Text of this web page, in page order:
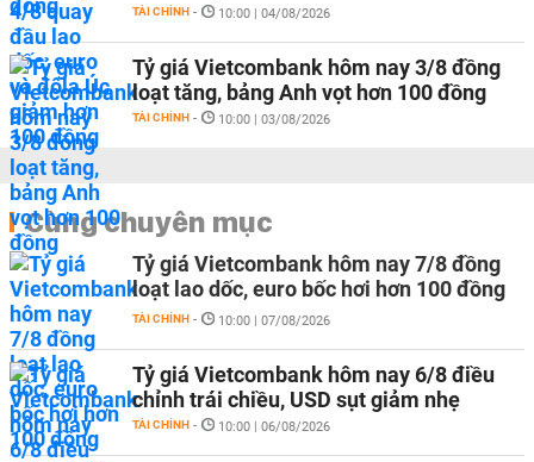
TÀI CHÍNH - 10:00 | 04/08/2026
Tỷ giá Vietcombank hôm nay 3/8 đồng
loạt tăng, bảng Anh vọt hơn 100 đồng
TÀI CHÍNH - 10:00 | 03/08/2026
Cùng chuyên mục
Tỷ giá Vietcombank hôm nay 7/8 đồng
loạt lao dốc, euro bốc hơi hơn 100 đồng
TÀI CHÍNH - 10:00 | 07/08/2026
Tỷ giá Vietcombank hôm nay 6/8 điều
chỉnh trái chiều, USD sụt giảm nhẹ
TÀI CHÍNH - 10:00 | 06/08/2026